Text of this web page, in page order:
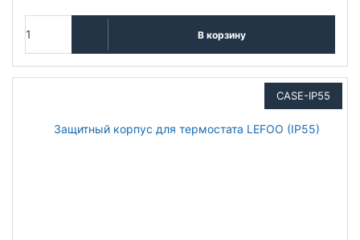
В корзину
CASE-IP55